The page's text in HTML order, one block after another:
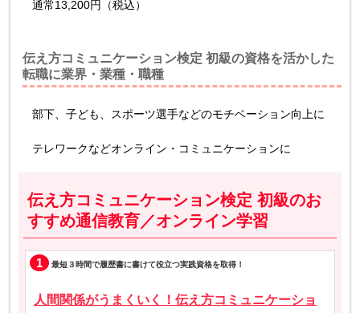
通常13,200円（税込）
伝え方コミュニケーション検定 初級の資格を活かした
転職に業界・業種・職種
部下、子ども、スポーツ選手などのモチベーション向上に
テレワークなどオンライン・コミュニケーションに
伝え方コミュニケーション検定 初級のお
すすめ通信教育／オンライン学習
1 最短３時間で履歴書に書けて役立つ実践資格を取得！
人間関係がうまくいく！伝え方コミュニケーショ